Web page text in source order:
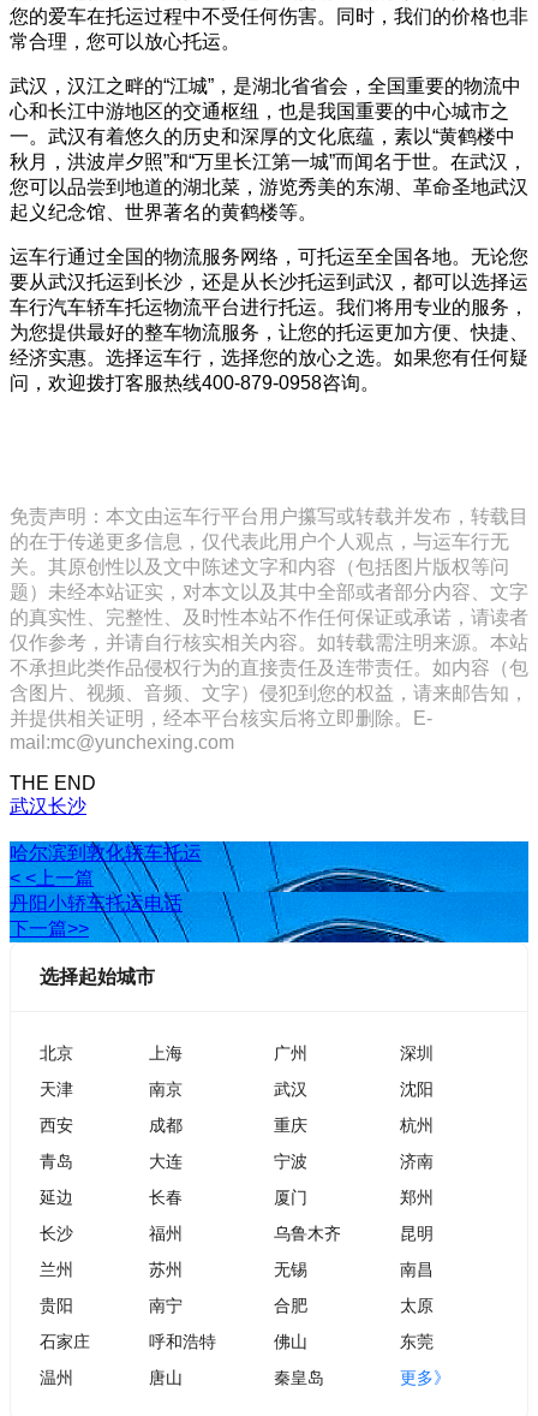
您的爱车在托运过程中不受任何伤害。同时，我们的价格也非
常合理，您可以放心托运。
武汉，汉江之畔的“江城”，是湖北省省会，全国重要的物流中
心和长江中游地区的交通枢纽，也是我国重要的中心城市之
一。武汉有着悠久的历史和深厚的文化底蕴，素以“黄鹤楼中
秋月，洪波岸夕照”和“万里长江第一城”而闻名于世。在武汉，
您可以品尝到地道的湖北菜，游览秀美的东湖、革命圣地武汉
起义纪念馆、世界著名的黄鹤楼等。
运车行通过全国的物流服务网络，可托运至全国各地。无论您
要从武汉托运到长沙，还是从长沙托运到武汉，都可以选择运
车行汽车轿车托运物流平台进行托运。我们将用专业的服务，
为您提供最好的整车物流服务，让您的托运更加方便、快捷、
经济实惠。选择运车行，选择您的放心之选。如果您有任何疑
问，欢迎拨打客服热线400-879-0958咨询。
免责声明：本文由运车行平台用户攥写或转载并发布，转载目
的在于传递更多信息，仅代表此用户个人观点，与运车行无
关。其原创性以及文中陈述文字和内容（包括图片版权等问
题）未经本站证实，对本文以及其中全部或者部分内容、文字
的真实性、完整性、及时性本站不作任何保证或承诺，请读者
仅作参考，并请自行核实相关内容。如转载需注明来源。本站
不承担此类作品侵权行为的直接责任及连带责任。如内容（包
含图片、视频、音频、文字）侵犯到您的权益，请来邮告知，
并提供相关证明，经本平台核实后将立即删除。E-
mail:mc@yunchexing.com
THE END
武汉长沙
哈尔滨到敦化轿车托运
< <上一篇
丹阳小轿车托运电话
下一篇>>
选择起始城市
北京 上海 广州
深圳
天津
南京 武汉
沈阳
西安
成都 重庆
杭州
青岛
大连 宁波
济南
延边
长春 厦门
郑州
长沙
福州 乌鲁木齐
昆明
兰州
苏州 无锡
南昌
贵阳
南宁 合肥
太原
石家庄
呼和浩特 佛山
东莞
温州
唐山 秦皇岛 更多》